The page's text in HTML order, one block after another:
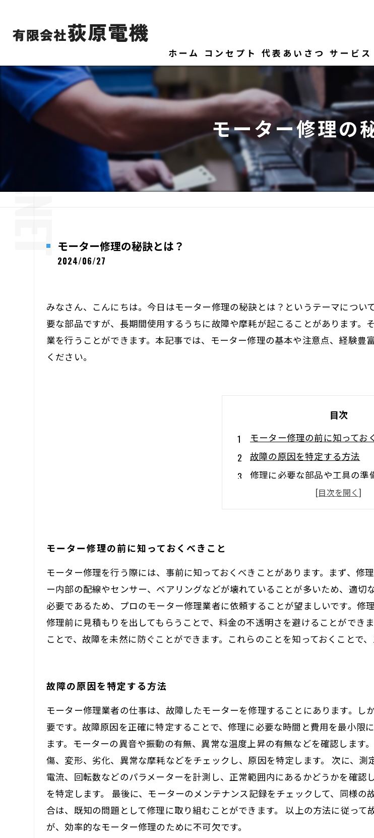
ホーム コンセプト 代表あいさつ サービス
モーター修理の
モーター修理の秘訣とは？
2024/06/27
みなさん、こんにちは。今日はモーター修理の秘訣とは？というテーマにつ
要な部品ですが、長期間使用するうちに故障や摩耗が起こることがあります
業を行うことができます。本記事では、モーター修理の基本や注意点、経験
ください。
目次
モーター修理の前に知ってお
故障の原因を特定する方法
修理に必要な部品や工具の準
修理手順のポイントとは？
修理後の動作確認について
モーター修理の前に知っておくべきこと
モーター修理を行う際には、事前に知っておくべきことがあります。まず、
ー内部の配線やセンサー、ベアリングなどが壊れていることが多いため、適
必要であるため、プロのモーター修理業者に依頼することが望ましいです。修
修理前に見積もりを出してもらうことで、料金の不透明さを避けることができ
ことで、故障を未然に防ぐことができます。これらのことを知っておくことで
故障の原因を特定する方法
モーター修理業者の仕事は、故障したモーターを修理することにあります。
要です。故障原因を正確に特定することで、修理に必要な時間と費用を最小限
ます。モーターの異音や振動の有無、異常な温度上昇の有無などを確認します
傷、変形、劣化、異常な摩耗などをチェックし、原因を特定します。 次に、
電流、回転数などのパラメーターを計測し、正常範囲内にあるかどうかを確
を特定します。 最後に、モーターのメンテナンス記録をチェックして、同様
合は、既知の問題として修理に取り組むことができます。 以上の方法に従っ
が、効率的なモーター修理のために不可欠です。